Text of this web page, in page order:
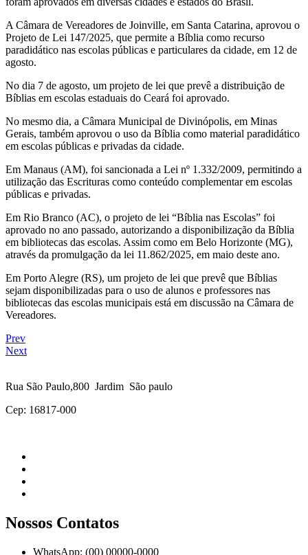
A Câmara de Vereadores de Joinville, em Santa Catarina, aprovou o
Projeto de Lei 147/2025, que permite a Bíblia como recurso
paradidático nas escolas públicas e particulares da cidade, em 12 de
agosto.
No dia 7 de agosto, um projeto de lei que prevê a distribuição de
Bíblias em escolas estaduais do Ceará foi aprovado.
No mesmo dia, a Câmara Municipal de Divinópolis, em Minas
Gerais, também aprovou o uso da Bíblia como material paradidático
em escolas públicas e privadas da cidade.
Em Manaus (AM), foi sancionada a Lei nº 1.332/2009, permitindo a
utilização das Escrituras como conteúdo complementar em escolas
públicas e privadas.
Em Rio Branco (AC), o projeto de lei “Bíblia nas Escolas” foi
aprovado no ano passado, autorizando a disponibilização da Bíblia
em bibliotecas das escolas. Assim como em Belo Horizonte (MG),
através da promulgação da lei 11.862/2025, em maio deste ano.
Em Porto Alegre (RS), um projeto de lei que prevê que Bíblias
sejam disponibilizadas para o uso de alunos e professores nas
bibliotecas das escolas municipais está em discussão na Câmara de
Vereadores.
Prev
Next
Rua São Paulo,800 Jardim São paulo
Cep: 16817-000
Nossos Contatos
WhatsApp: (00) 00000-0000